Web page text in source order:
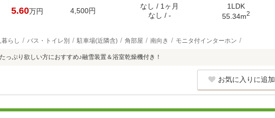
5.60万円 4,500円
なし / 1ヶ月
なし / -
1LDK
55.34m2
らし バス・トイレ別 駐車場(近隣含) 角部屋 南向き モニタ付インターホン
っぷり欲しい方におすすめ♪融雪装置＆浴室乾燥機付き！
お気に入りに追加